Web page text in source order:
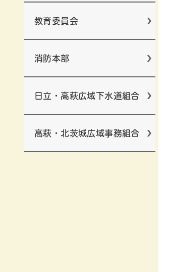
教育委員会
消防本部
日立・高萩広域下水道組合
高萩・北茨城広域事務組合